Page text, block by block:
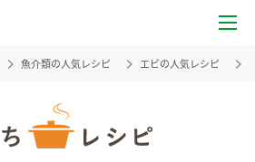
魚介類の人気レシピ エビの人気レシピ